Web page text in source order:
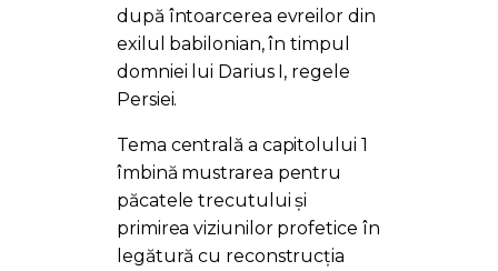
după întoarcerea evreilor din
exilul babilonian, în timpul
domniei lui Darius I, regele
Persiei.
Tema centrală a capitolului 1
îmbină mustrarea pentru
păcatele trecutului și
primirea viziunilor profetice în
legătură cu reconstrucția